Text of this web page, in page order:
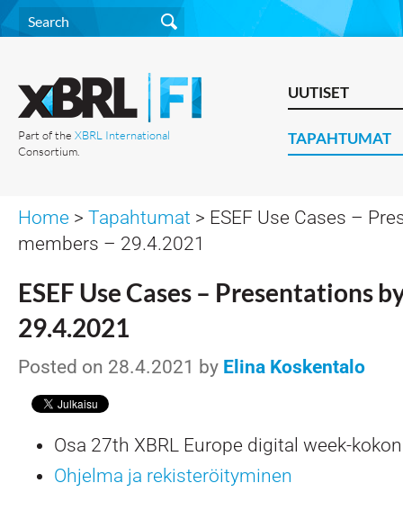
Part of the XBRL International
Consortium.
UUTISET
TAPAHTUMAT
Home > Tapahtumat > ESEF Use Cases –
members – 29.4.2021
ESEF Use Cases – Presentations
29.4.2021
Posted on 28.4.2021 by Elina Koskentalo
Osa 27th XBRL Europe digital week-
Ohjelma ja rekisteröityminen